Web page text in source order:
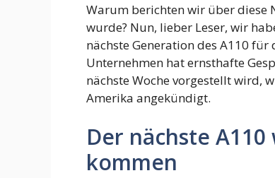
Warum berichten wir über diese
wurde? Nun, lieber Leser, wir
nächste Generation des A110
Unternehmen hat ernsthafte
nächste Woche vorgestellt wird,
Amerika angekündigt.
Der nächste
kommen